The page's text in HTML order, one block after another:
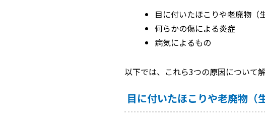
目に付いたほこりや老廃物（
何らかの傷による炎症
病気によるもの
以下では、これら3つの原因について解
目に付いたほこりや老廃物（